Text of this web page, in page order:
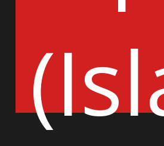
AÑADIR